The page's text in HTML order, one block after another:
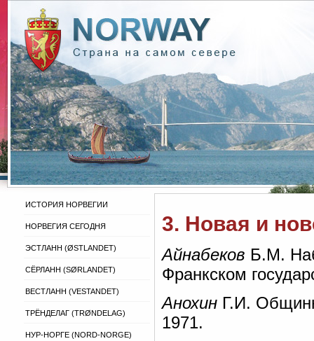
ИСТОРИЯ НОРВЕГИИ
НОРВЕГИЯ СЕГОДНЯ
ЭСТЛАНН (ØSTLANDET)
СЁРЛАНН (SØRLANDET)
ВЕСТЛАНН (VESTANDET)
ТРЁНДЕЛАГ (TRØNDELAG)
НУР-НОРГЕ (NORD-NORGE)
3. Новая и
Айнабеков Б.М.
Франкском
Анохин Г.И.
1971.